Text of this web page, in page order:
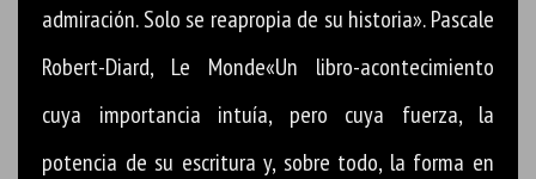
admiración. Solo se reapropia de su historia». Pascale
Robert-Diard, Le Monde«Un libro-acontecimiento
cuya importancia intuía, pero cuya fuerza, la
potencia de su escritura y, sobre todo, la forma en